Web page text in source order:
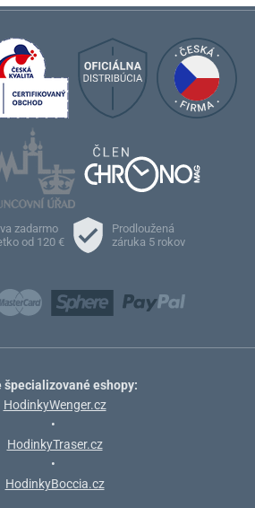
zadarmo
od 120 €
Prodloužená
záruka 5 rokov
špecializované eshopy:
HodinkyWenger.cz
•
HodinkyTraser.cz
•
HodinkyBoccia.cz